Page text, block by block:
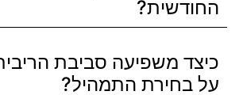
החודשית?
כיצד משפיעה סביבת
על בחירת התמהיל?